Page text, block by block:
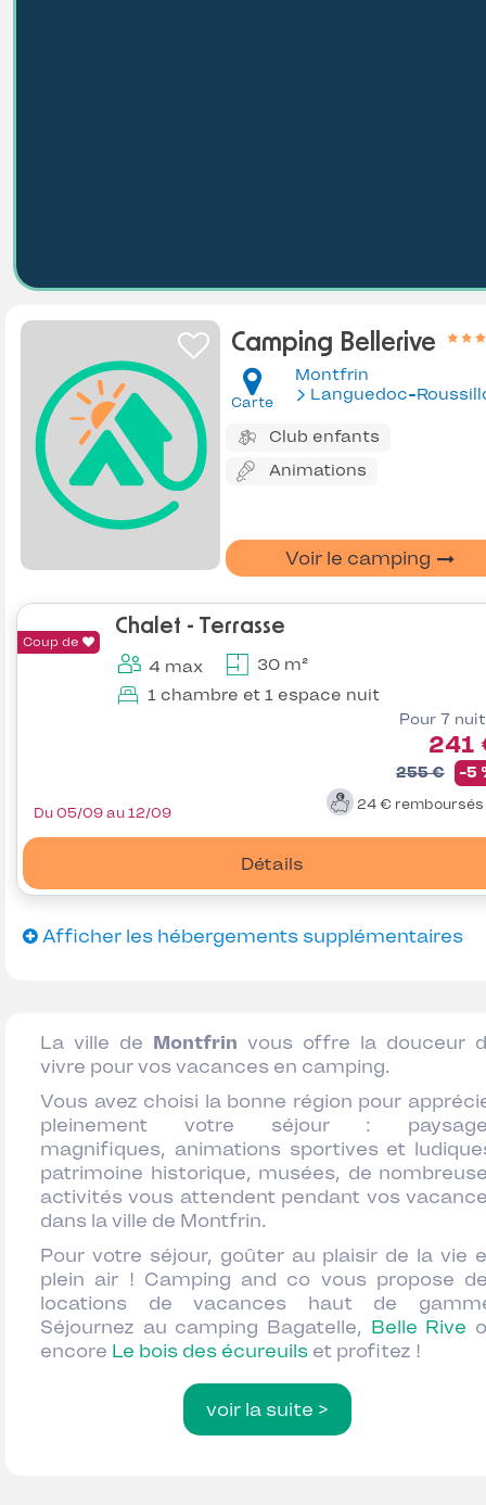
Camping Bellerive
Carte
Montfrin
Languedoc-
Club enfants
Animations
Voir le camping
Coup de
Chalet - Terrasse
4 max
30 m²
1 chambre et 1 espace nuit
Pour 7
241
255 € -5
24 € remboursés
Détails
Du 05/09 au 12/09
Afficher les hébergements supplémentaires
La ville de Montfrin vous offre la douceur
vivre pour vos vacances en camping.
Vous avez choisi la bonne région pour
pleinement votre séjour :
magnifiques, animations sportives et
patrimoine historique, musées, de
activités vous attendent pendant vos
dans la ville de Montfrin.
Pour votre séjour, goûter au plaisir de la vie
plein air ! Camping and co vous propose
locations de vacances haut de
Séjournez au camping Bagatelle, Belle Rive
encore Le bois des écureuils et profitez !
voir la suite >